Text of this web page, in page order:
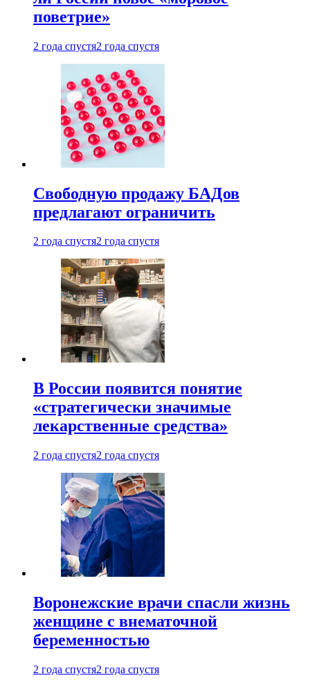
поветрие»
2 года спустя2 года спустя
Свободную продажу БАДов
предлагают ограничить
2 года спустя2 года спустя
В России появится понятие
«стратегически значимые
лекарственные средства»
2 года спустя2 года спустя
Воронежские врачи спасли жизнь
женщине с внематочной
беременностью
2 года спустя2 года спустя